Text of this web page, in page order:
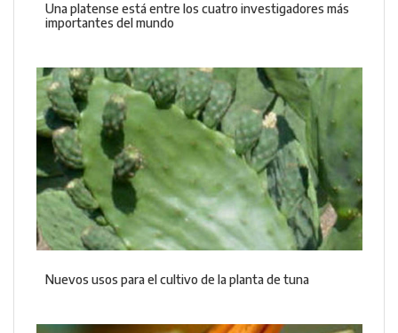
Una platense está entre los cuatro investigadores más
importantes del mundo
Nuevos usos para el cultivo de la planta de tuna